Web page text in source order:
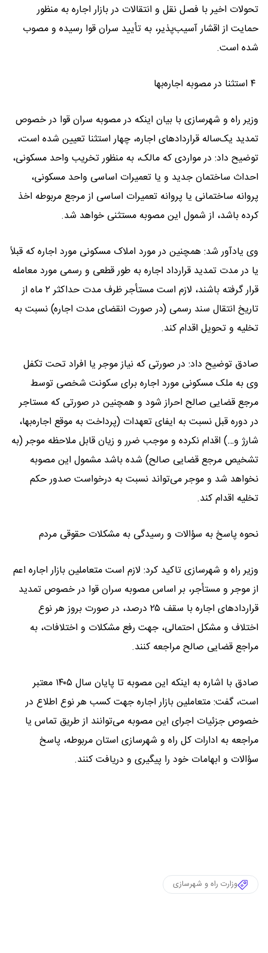
تحولات اخیر با فصل نقل و انتقالات در بازار اجاره به منظور
حمایت از اقشار آسیب‌پذیر، به تأیید سران قوا رسیده و مصوب
شده است.
وزیر راه و شهرسازی با بیان اینکه در مصوبه سران قوا در خصوص
تمدید یک‌ساله قراردادهای اجاره، چهار استثنا تعیین شده است،
توضیح داد: در مواردی که مالک، به منظور تخریب واحد مسکونی،
احداث ساختمان جدید و یا تعمیرات اساسی واحد مسکونی،
پروانه ساختمانی یا پروانه تعمیرات اساسی از مرجع مربوطه اخذ
کرده باشد، از شمول این مصوبه مستثنی خواهد شد.
وی یادآور شد: همچنین در مورد املاک مسکونی مورد اجاره که قبلاً
یا در مدت تمدید قرارداد اجاره به طور قطعی و رسمی مورد معامله
قرار گرفته باشند، لازم است مستأجر ظرف مدت حداکثر ۲ ماه از
تاریخ انتقال سند رسمی (در صورت انقضای مدت اجاره) نسبت به
تخلیه و تحویل اقدام کند.
صادق توضیح داد: در صورتی که نیاز موجر یا افراد تحت تکفل
وی به ملک مسکونی مورد اجاره برای سکونت شخصی توسط
مرجع قضایی صالح احراز شود و همچنین در صورتی که مستاجر
در دوره قبل نسبت به ایفای تعهدات (پرداخت به موقع اجاره‌بها،
شارژ و…) اقدام نکرده و موجب ضرر و زیان قابل ملاحظه موجر (به
تشخیص مرجع قضایی صالح) شده باشد مشمول این مصوبه
نخواهد شد و موجر می‌تواند نسبت به درخواست صدور حکم
تخلیه اقدام کند.
نحوه پاسخ به سؤالات و رسیدگی به مشکلات حقوقی مردم
وزیر راه و شهرسازی تاکید کرد: لازم است متعاملین بازار اجاره اعم
از موجر و مستأجر، بر اساس مصوبه سران قوا در خصوص تمدید
قراردادهای اجاره با سقف ۲۵ درصد، در صورت بروز هر نوع
اختلاف و مشکل احتمالی، جهت رفع مشکلات و اختلافات، به
مراجع قضایی صالح مراجعه کنند.
صادق با اشاره به اینکه این مصوبه تا پایان سال ۱۴۰۵ معتبر
است، گفت: متعاملین بازار اجاره جهت کسب هر نوع اطلاع در
خصوص جزئیات اجرای این مصوبه می‌توانند از طریق تماس یا
مراجعه به ادارات کل راه و شهرسازی استان مربوطه، پاسخ
سؤالات و ابهامات خود را پیگیری و دریافت کنند.
وزارت راه و شهرسازی